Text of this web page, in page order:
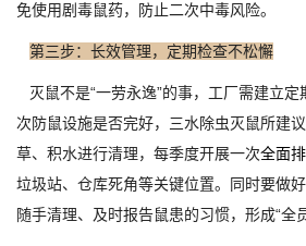
免使用剧毒鼠药，防止二次中毒风险。
第三步：长效管理，定期检查不松懈
灭鼠不是“一劳永逸”的事，工厂需建立
次防鼠设施是否完好，三水除虫灭鼠所建
草、积水进行清理，每季度开展一次全面
垃圾站、仓库死角等关键位置。同时要做
随手清理、及时报告鼠患的习惯，形成“全